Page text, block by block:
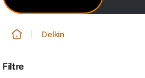
Delkin
Filtre